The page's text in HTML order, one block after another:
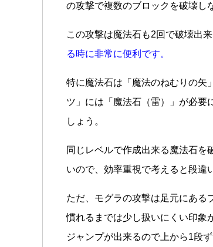
の攻撃で複数のブロックを破壊し
この攻撃は魔法石も2回で破壊出来
る時に非常に便利です。
特に魔法石は「魔法のねむりの矢
ツ」には「魔法石（雷）」が必要
しょう。
同じレベルで作成出来る魔法石を
いので、効率重視で考えると段違
ただ、モグラの攻撃は足元にある
慣れるまでは少し扱いにくい印象
ジャンプが出来るので上から1段